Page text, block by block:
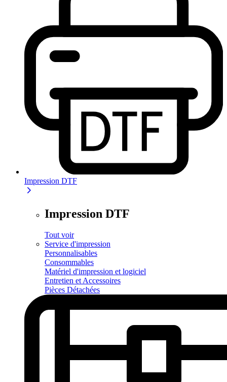
Impression DTF
Impression DTF
Tout voir
Service d'impression
Personnalisables
Consommables
Matériel d'impression et logiciel
Entretien et Accessoires
Pièces Détachées